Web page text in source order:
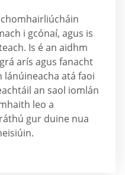
i gcónaí, agus is
Is é an aidhm
arís agus fanacht
atá faoi
an saol iomlán
leo a
gur duine nua